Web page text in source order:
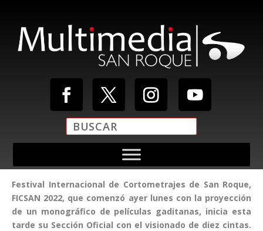
Festival Internacional de Cortometrajes de San Roque,
FICSAN 2022, que comenzó ayer lunes con la proyección
de un monográfico de películas gaditanas, inicia esta
tarde su Sección Oficial con el visionado de diez cintas.